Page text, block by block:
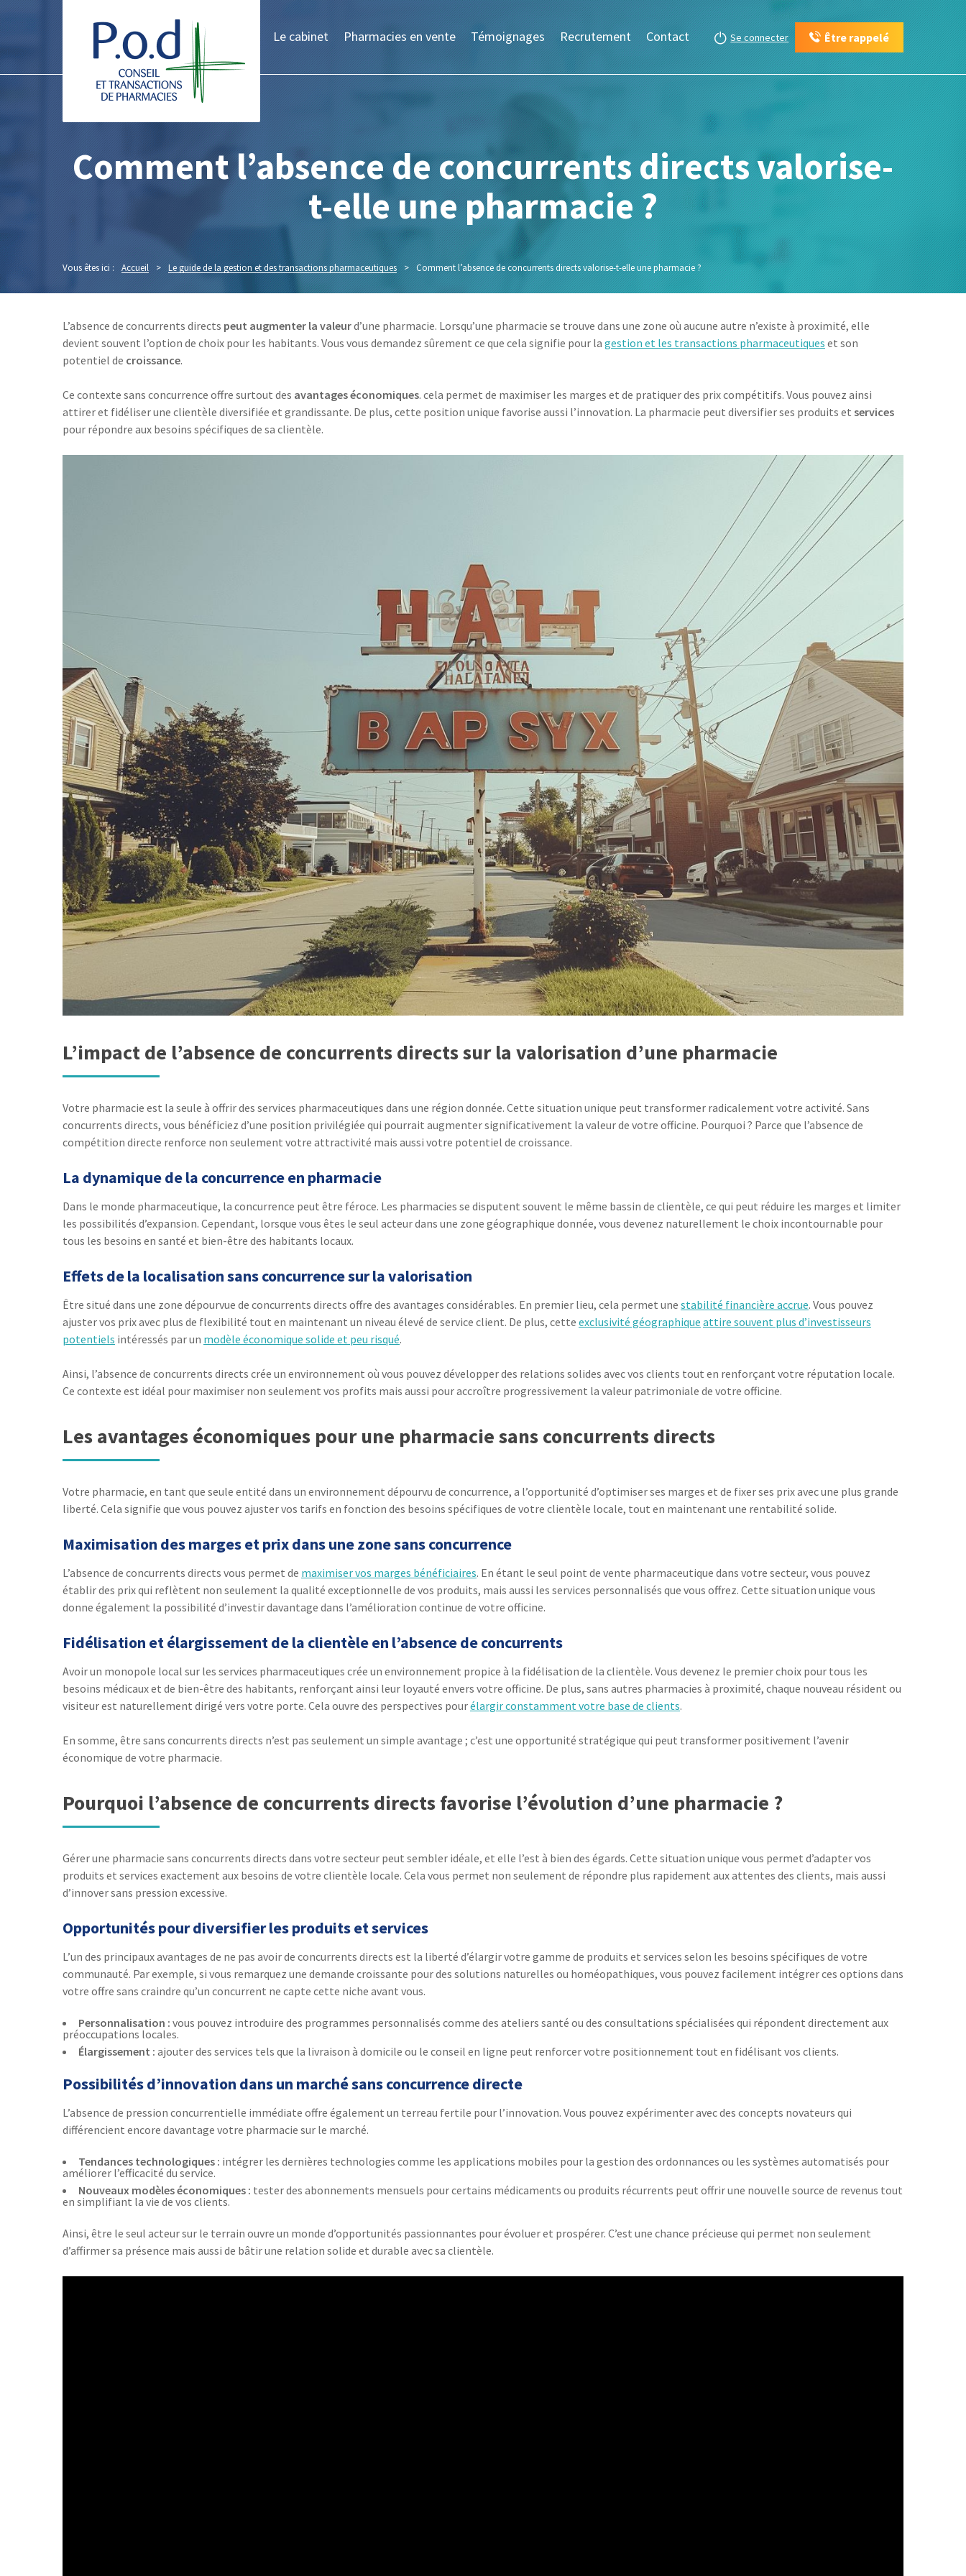
Le cabinet Pharmacies en vente Témoignages Recrutement Contact Se connecter Être rappelé
Comment l’absence de concurrents directs valorise-
t-elle une pharmacie ?
Vous êtes ici : Accueil > Le guide de la gestion et des transactions pharmaceutiques > Comment l’absence de concurrents directs valorise-t-elle une pharmacie ?
L’absence de concurrents directs peut augmenter la valeurd’une pharmacie. Lorsqu’une pharmacie se trouve dans une zone où aucune autre n’existe à proximité, elle
devient souvent l’option de choix pour les habitants. Vous vous demandez sûrement ce que cela signifie pour la gestion et les transactions pharmaceutiques et son
potentiel de croissance.
Ce contexte sans concurrence offre surtout des avantages économiques. cela permet de maximiser les marges et de pratiquer des prix compétitifs. Vous pouvez ainsi
attirer et fidéliser une clientèle diversifiée et grandissante. De plus, cette position unique favorise aussi l’innovation. La pharmacie peut diversifier ses produits et services
pour répondre aux besoins spécifiques de sa clientèle.
L’impact de l’absence de concurrents directs sur la valorisation d’une pharmacie
Votre pharmacie est la seule à offrir des services pharmaceutiques dans une région donnée. Cette situation unique peut transformer radicalement votre activité. Sans
concurrents directs, vous bénéficiez d’une position privilégiée qui pourrait augmenter significativement la valeur de votre officine. Pourquoi ? Parce que l’absence de
compétition directe renforce non seulement votre attractivité mais aussi votre potentiel de croissance.
La dynamique de la concurrence en pharmacie
Dans le monde pharmaceutique, la concurrence peut être féroce. Les pharmacies se disputent souvent le même bassin de clientèle, ce qui peut réduire les marges et limiter
les possibilités d’expansion. Cependant, lorsque vous êtes le seul acteur dans une zone géographique donnée, vous devenez naturellement le choix incontournable pour
tous les besoins en santé et bien-être des habitants locaux.
Effets de la localisation sans concurrence sur la valorisation
Être situé dans une zone dépourvue de concurrents directs offre des avantages considérables. En premier lieu, cela permet une stabilité financière accrue. Vous pouvez
ajuster vos prix avec plus de flexibilité tout en maintenant un niveau élevé de service client. De plus, cette exclusivité géographique attire souvent plus d’investisseurs
potentiels intéressés par un modèle économique solide et peu risqué.
Ainsi, l’absence de concurrents directs crée un environnement où vous pouvez développer des relations solides avec vos clients tout en renforçant votre réputation locale.
Ce contexte est idéal pour maximiser non seulement vos profits mais aussi pour accroître progressivement la valeur patrimoniale de votre officine.
Les avantages économiques pour une pharmacie sans concurrents directs
Votre pharmacie, en tant que seule entité dans un environnement dépourvu de concurrence, a l’opportunité d’optimiser ses marges et de fixer ses prix avec une plus grande
liberté. Cela signifie que vous pouvez ajuster vos tarifs en fonction des besoins spécifiques de votre clientèle locale, tout en maintenant une rentabilité solide.
Maximisation des marges et prix dans une zone sans concurrence
L’absence de concurrents directs vous permet de maximiser vos marges bénéficiaires. En étant le seul point de vente pharmaceutique dans votre secteur, vous pouvez
établir des prix qui reflètent non seulement la qualité exceptionnelle de vos produits, mais aussi les services personnalisés que vous offrez. Cette situation unique vous
donne également la possibilité d’investir davantage dans l’amélioration continue de votre officine.
Fidélisation et élargissement de la clientèle en l’absence de concurrents
Avoir un monopole local sur les services pharmaceutiques crée un environnement propice à la fidélisation de la clientèle. Vous devenez le premier choix pour tous les
besoins médicaux et de bien-être des habitants, renforçant ainsi leur loyauté envers votre officine. De plus, sans autres pharmacies à proximité, chaque nouveau résident ou
visiteur est naturellement dirigé vers votre porte. Cela ouvre des perspectives pourélargir constamment votre base de clients.
En somme, être sans concurrents directs n’est pas seulement un simple avantage ; c’est une opportunité stratégique qui peut transformer positivement l’avenir
économique de votre pharmacie.
Pourquoi l’absence de concurrents directs favorise l’évolution d’une pharmacie ?
Gérer une pharmacie sans concurrents directs dans votre secteur peut sembler idéale, et elle l’est à bien des égards. Cette situation unique vous permet d’adapter vos
produits et services exactement aux besoins de votre clientèle locale. Cela vous permet non seulement de répondre plus rapidement aux attentes des clients, mais aussi
d’innover sans pression excessive.
Opportunités pour diversifier les produits et services
L’un des principaux avantages de ne pas avoir de concurrents directs est la liberté d’élargir votre gamme de produits et services selon les besoins spécifiques de votre
communauté. Par exemple, si vous remarquez une demande croissante pour des solutions naturelles ou homéopathiques, vous pouvez facilement intégrer ces options dans
votre offre sans craindre qu’un concurrent ne capte cette niche avant vous.
Personnalisation : vous pouvez introduire des programmes personnalisés comme des ateliers santé ou des consultations spécialisées qui répondent directement aux
préoccupations locales.
Élargissement : ajouter des services tels que la livraison à domicile ou le conseil en ligne peut renforcer votre positionnement tout en fidélisant vos clients.
Possibilités d’innovation dans un marché sans concurrence directe
L’absence de pression concurrentielle immédiate offre également un terreau fertile pour l’innovation. Vous pouvez expérimenter avec des concepts novateurs qui
différencient encore davantage votre pharmacie sur le marché.
Tendances technologiques : intégrer les dernières technologies comme les applications mobiles pour la gestion des ordonnances ou les systèmes automatisés pour
améliorer l’efficacité du service.
Nouveaux modèles économiques : tester des abonnements mensuels pour certains médicaments ou produits récurrents peut offrir une nouvelle source de revenus tout
en simplifiant la vie de vos clients.
Ainsi, être le seul acteur sur le terrain ouvre un monde d’opportunités passionnantes pour évoluer et prospérer. C’est une chance précieuse qui permet non seulement
d’affirmer sa présence mais aussi de bâtir une relation solide et durable avec sa clientèle.